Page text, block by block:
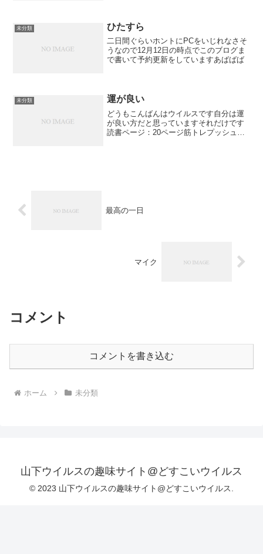
て伏せ）バック...
未分類 ひたすら
二日間ぐらいホントにPCをいじれなさそ
うなので12月12日の時点でこのブログま
で書いて予約更新をしていますあばばば
未分類 運が良い
どうもこんばんはウイルスです自分は運
が良い方だと思っていますそれだけです
読書ページ：20ページ筋トレプッシュア
最高の一日
マイク
コメント
コメントを書き込む
ホーム 未分類
山下ウイルスの趣味サイト@どすこいウイルス
© 2023 山下ウイルスの趣味サイト@どすこいウイルス.